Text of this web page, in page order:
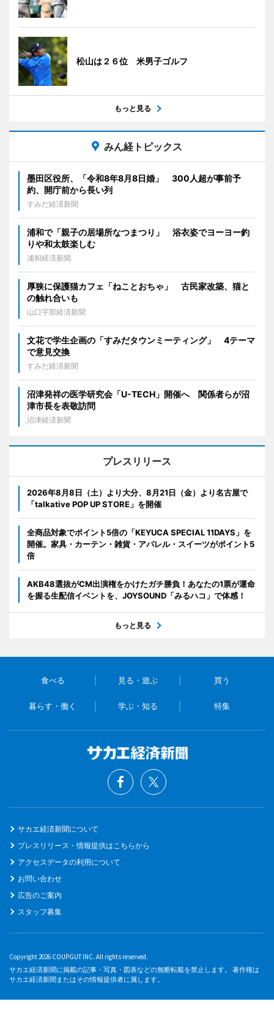
松山は２６位 米男子ゴルフ
もっと見る
みん経トピックス
墨田区役所、「令和8年8月8日婚」 300人超が事前予
約、開庁前から長い列
すみだ経済新聞
浦和で「親子の居場所なつまつり」 浴衣姿でヨーヨー釣
りや和太鼓楽しむ
浦和経済新聞
厚狭に保護猫カフェ「ねことおちゃ」 古民家改築、猫と
の触れ合いも
山口宇部経済新聞
文花で学生企画の「すみだタウンミーティング」 4テーマ
で意見交換
すみだ経済新聞
沼津発祥の医学研究会「U-TECH」開催へ 関係者らが沼
津市長を表敬訪問
沼津経済新聞
プレスリリース
2026年8月8日（土）より大分、8月21日（金）より名古屋で
「talkative POP UP STORE」を開催
全商品対象でポイント5倍の「KEYUCA SPECIAL 11DAYS」を
開催。家具・カーテン・雑貨・アパレル・スイーツがポイント5
倍
AKB48選抜がCM出演権をかけたガチ勝負！あなたの1票が運命
を握る生配信イベントを、JOYSOUND「みるハコ」で体感！
もっと見る
食べる 見る・遊ぶ 買う
暮らす・働く 学ぶ・知る 特集
サカエ経済新聞について
プレスリリース・情報提供はこちらから
アクセスデータの利用について
お問い合わせ
広告のご案内
スタッフ募集
Copyright 2026 COUPGUT INC. All rights reserved.
サカエ経済新聞に掲載の記事・写真・図表などの無断転載を禁止します。 著作権は
サカエ経済新聞またはその情報提供者に属します。